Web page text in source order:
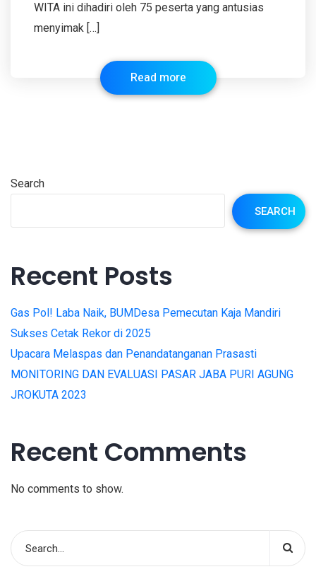
WITA ini dihadiri oleh 75 peserta yang antusias
menyimak […]
Read more
Search
SEARCH
Recent Posts
Gas Pol! Laba Naik, BUMDesa Pemecutan Kaja Mandiri
Sukses Cetak Rekor di 2025
Upacara Melaspas dan Penandatanganan Prasasti
MONITORING DAN EVALUASI PASAR JABA PURI AGUNG
JROKUTA 2023
Recent Comments
No comments to show.